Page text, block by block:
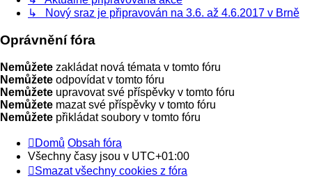
↳ Nový sraz je připravován na 3.6. až 4.6.2017 v Brně
Oprávnění fóra
Nemůžete zakládat nová témata v tomto fóru
Nemůžete odpovídat v tomto fóru
Nemůžete upravovat své příspěvky v tomto fóru
Nemůžete mazat své příspěvky v tomto fóru
Nemůžete přikládat soubory v tomto fóru
Domů Obsah fóra
Všechny časy jsou v UTC+01:00
Smazat všechny cookies z fóra